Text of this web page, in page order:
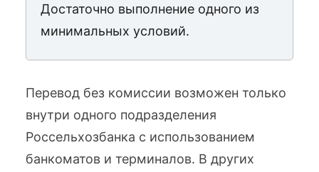
Достаточно выполнение одного из
минимальных условий.
Перевод без комиссии возможен только
внутри одного подразделения
Россельхозбанка с использованием
банкоматов и терминалов. В других